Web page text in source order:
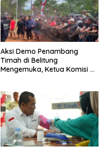
Aksi Demo Penambang
Timah di Belitung
Mengemuka, Ketua Komisi XII
Terbit